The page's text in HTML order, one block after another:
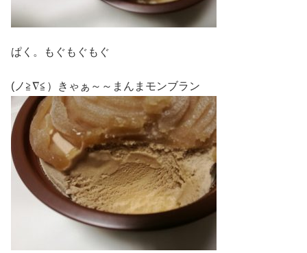
ぱく。もぐもぐもぐ
(ノ≧∇≦）きゃぁ～～まんまモンブラン